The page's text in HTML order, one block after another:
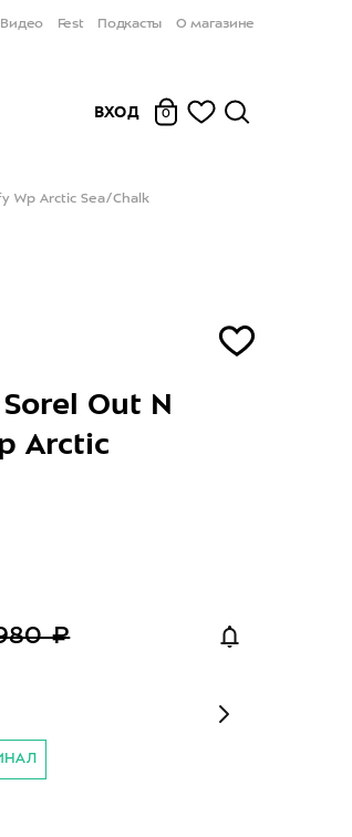
Видео Fest Подкасты О магазине
ВХОД 0
Wp Arctic Sea/Chalk
Out N
Arctic
₽